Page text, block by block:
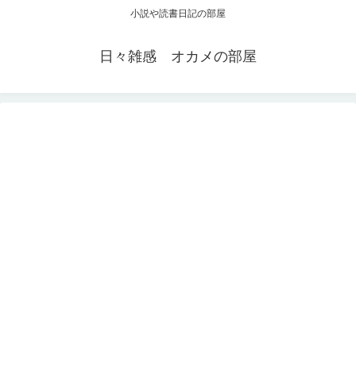
小説や読書日記の部屋
日々雑感 オカメの部屋